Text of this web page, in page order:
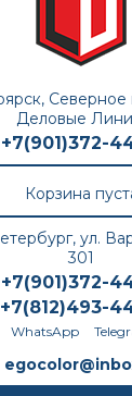
Северное
Деловые
+7(901)372-
Корзина
ул.
301
+7(901)372-
+7(812)493-
WhatsApp